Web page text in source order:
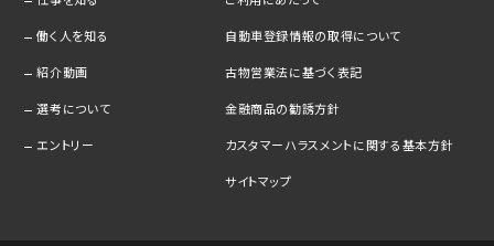
働く人を知る
紹介動画
選考について
エントリー
自動車登録情報の取得について
古物営業法に基づく表記
金融商品の勧誘方針
カスタマーハラスメントに関する基本方針
サイトマップ